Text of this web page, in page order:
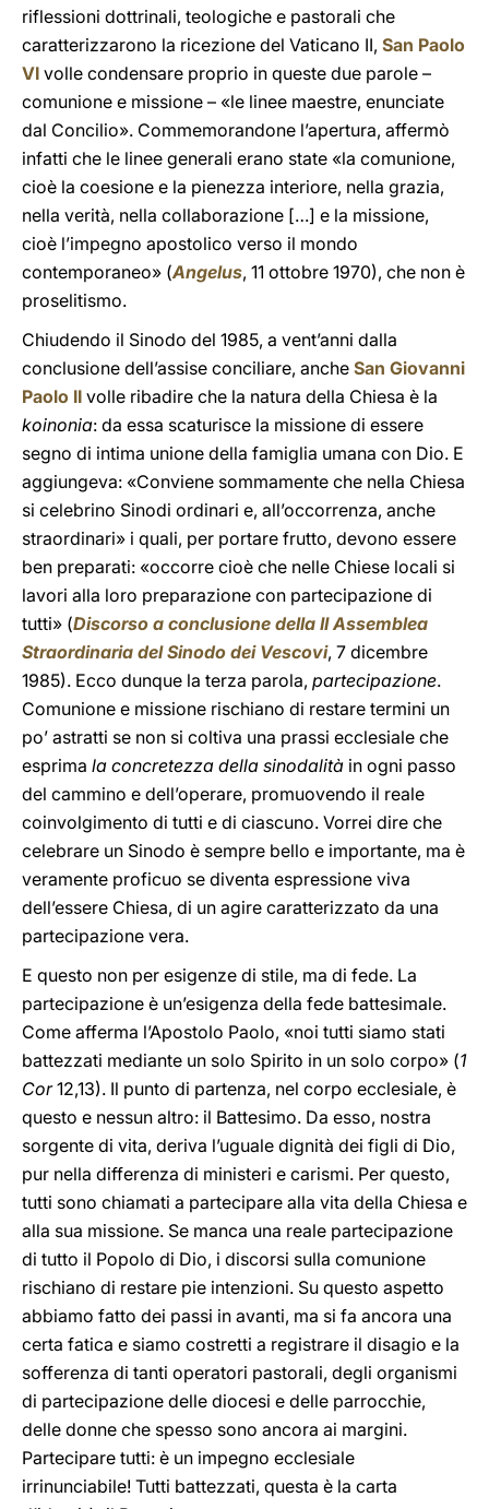
riflessioni dottrinali, teologiche e pastorali che
caratterizzarono la ricezione del Vaticano II, San Paolo
VI volle condensare proprio in queste due parole –
comunione e missione – «le linee maestre, enunciate
dal Concilio». Commemorandone l’apertura, affermò
infatti che le linee generali erano state «la comunione,
cioè la coesione e la pienezza interiore, nella grazia,
nella verità, nella collaborazione […] e la missione,
cioè l’impegno apostolico verso il mondo
contemporaneo» (Angelus, 11 ottobre 1970), che non è
proselitismo.
Chiudendo il Sinodo del 1985, a vent’anni dalla
conclusione dell’assise conciliare, anche San Giovanni
Paolo II volle ribadire che la natura della Chiesa è la
koinonia: da essa scaturisce la missione di essere
segno di intima unione della famiglia umana con Dio. E
aggiungeva: «Conviene sommamente che nella Chiesa
si celebrino Sinodi ordinari e, all’occorrenza, anche
straordinari» i quali, per portare frutto, devono essere
ben preparati: «occorre cioè che nelle Chiese locali si
lavori alla loro preparazione con partecipazione di
tutti» (Discorso a conclusione della II Assemblea
Straordinaria del Sinodo dei Vescovi, 7 dicembre
1985). Ecco dunque la terza parola, partecipazione.
Comunione e missione rischiano di restare termini un
po’ astratti se non si coltiva una prassi ecclesiale che
esprima la concretezza della sinodalità in ogni passo
del cammino e dell’operare, promuovendo il reale
coinvolgimento di tutti e di ciascuno. Vorrei dire che
celebrare un Sinodo è sempre bello e importante, ma è
veramente proficuo se diventa espressione viva
dell’essere Chiesa, di un agire caratterizzato da una
partecipazione vera.
E questo non per esigenze di stile, ma di fede. La
partecipazione è un’esigenza della fede battesimale.
Come afferma l’Apostolo Paolo, «noi tutti siamo stati
battezzati mediante un solo Spirito in un solo corpo» (1
Cor12,13). Il punto di partenza, nel corpo ecclesiale, è
questo e nessun altro: il Battesimo. Da esso, nostra
sorgente di vita, deriva l’uguale dignità dei figli di Dio,
pur nella differenza di ministeri e carismi. Per questo,
tutti sono chiamati a partecipare alla vita della Chiesa e
alla sua missione. Se manca una reale partecipazione
di tutto il Popolo di Dio, i discorsi sulla comunione
rischiano di restare pie intenzioni. Su questo aspetto
abbiamo fatto dei passi in avanti, ma si fa ancora una
certa fatica e siamo costretti a registrare il disagio e la
sofferenza di tanti operatori pastorali, degli organismi
di partecipazione delle diocesi e delle parrocchie,
delle donne che spesso sono ancora ai margini.
Partecipare tutti: è un impegno ecclesiale
irrinunciabile! Tutti battezzati, questa è la carta